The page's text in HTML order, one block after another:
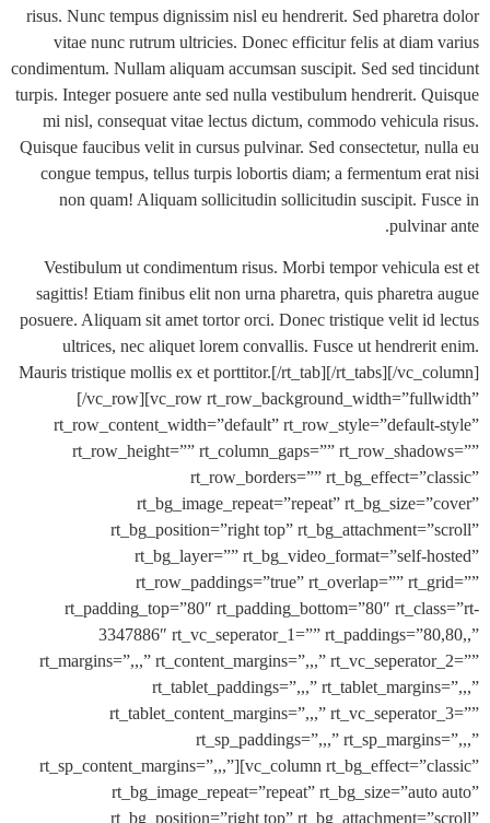
risus. Nunc tempus dignissim nisl eu hendrerit. Sed
vitae nunc rutrum ultricies. Donec efficitur felis at
condimentum. Nullam aliquam accumsan suscipit. Sed sed
turpis. Integer posuere ante sed nulla vestibulum hendrerit.
mi nisl, consequat vitae lectus dictum, commodo
Quisque faucibus velit in cursus pulvinar. Sed consectetur,
congue tempus, tellus turpis lobortis diam; a fermentum
non quam! Aliquam sollicitudin sollicitudin suscipit.
Vestibulum ut condimentum risus. Morbi tempor
sagittis! Etiam finibus elit non urna pharetra, quis
posuere. Aliquam sit amet tortor orci. Donec tristique velit
ultrices, nec aliquet lorem convallis. Fusce ut
Mauris tristique mollis ex et porttitor.[/rt_tab][/rt_tabs][/
[/vc_row][vc_row
rt_row_content_width=”default”
rt_row_height=”” rt_column_gaps=””
rt_row_borders=””
rt_bg_image_repeat=”repeat”
rt_bg_position=”right top”
rt_bg_layer=”” rt_bg_video_format=”self-
rt_row_paddings=”true” rt_overlap=””
rt_padding_top=”80″ rt_padding_bottom=”80″
3347886″ rt_vc_seperator_1=””
rt_margins=”,,,” rt_content_margins=”,,,”
rt_tablet_paddings=”,,,”
rt_tablet_content_margins=”,,,”
rt_sp_paddings=”,,,”
rt_sp_content_margins=”,,,”][vc_column
rt_bg_image_repeat=”repeat”
rt_bg_position=”right top”